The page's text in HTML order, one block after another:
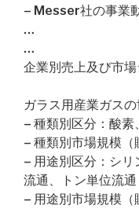
– Messer社の事業
…
…
企業別売上及び市
ガラス用産業ガス
– 種類別区分：酸
– 種類別市場規模（
– 用途別区分：シ
流通、トン単位流通
– 用途別市場規模（